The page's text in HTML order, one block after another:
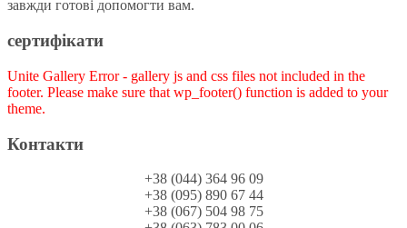
завжди готові допомогти вам.
сертифікати
Unite Gallery Error - gallery js and css files not included in the
footer. Please make sure that wp_footer() function is added to your
theme.
Контакти
+38 (044) 364 96 09
+38 (095) 890 67 44
+38 (067) 504 98 75